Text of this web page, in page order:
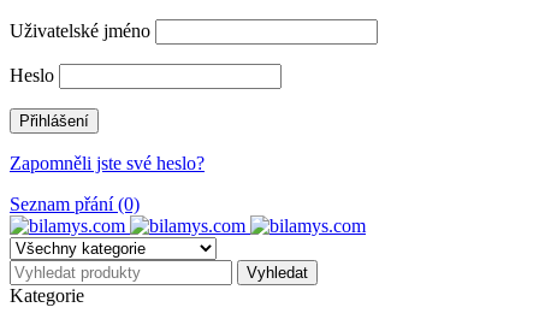
Uživatelské jméno
Heslo
Zapomněli jste své heslo?
Seznam přání (0)
Kategorie